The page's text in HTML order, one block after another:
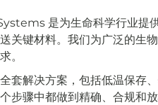
是为生命科学行业提
关键材料。我们为广泛的生
。
套解决方案，包括低温保存
步骤中都做到精确、合规和放